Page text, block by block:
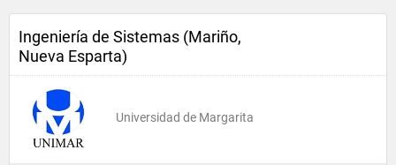
Ingeniería de Sistemas (Mariño,
Nueva Esparta)
Universidad de Margarita